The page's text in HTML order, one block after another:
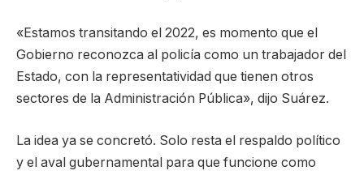
«Estamos transitando el 2022, es momento que el
Gobierno reconozca al policía como un trabajador del
Estado, con la representatividad que tienen otros
sectores de la Administración Pública», dijo Suárez.
La idea ya se concretó. Solo resta el respaldo político
y el aval gubernamental para que funcione como